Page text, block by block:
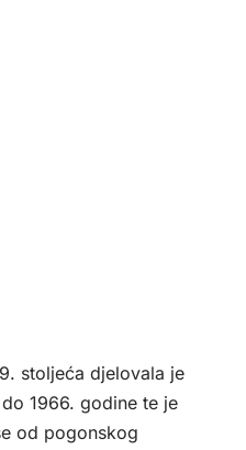
stoljeća djelovala je
1966. godine te je
od pogonskog